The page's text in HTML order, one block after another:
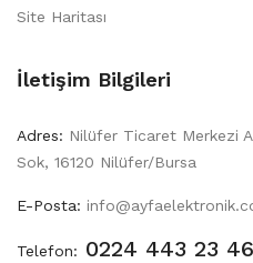
Site Haritası
İletişim Bilgileri
Adres: Nilüfer Ticaret Merkezi
Sok, 16120 Nilüfer/Bursa
E-Posta:
Telefon: 0224 443 23 46